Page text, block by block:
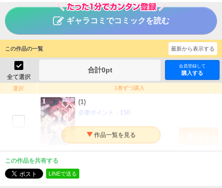
出来事は全て「昨日経験した事」と同じであり、レオは1日がループしている事に気付く
のであった…！果たしてレオの運命は？『ループ脱出の為に女の子と×××せよ』ちょっと
H×タイムループ×異世界ファンタジー開幕!!
タイトル
異世界ハーレムループ～繰り返される1日から脱出する為に
作者
ジャンル ファンタジー・SF
掲載誌
CLLENN
ギャラコミでコミックを読む
この作品の一覧
全て選択
合計0pt 会員登録して
購入する
選択 1巻ずつ購入
最新から表示する
(1)
必要ポイント： 150
必要ポイント：
この作品を共有する
LINEで送る